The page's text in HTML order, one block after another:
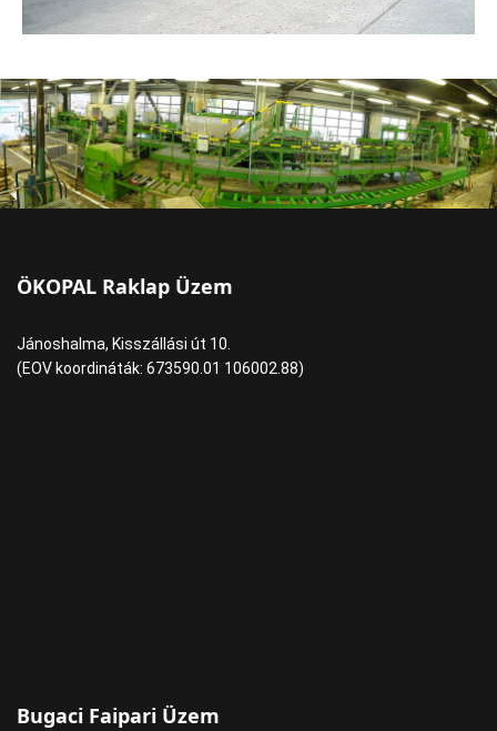
ÖKOPAL Raklap Üzem
Jánoshalma, Kisszállási út 10.
(EOV koordináták: 673590.01 106002.88)
Bugaci Faipari Üzem